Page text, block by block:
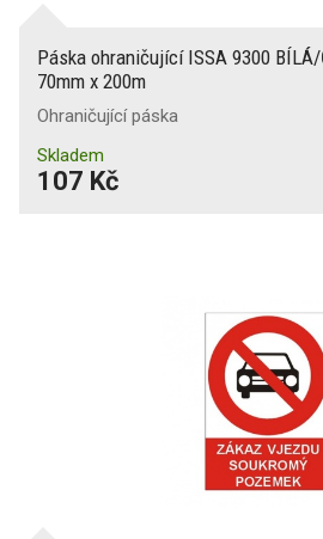
Páska ohraničující ISSA 9300
70mm x 200m
Ohraničující páska
Skladem
107 Kč